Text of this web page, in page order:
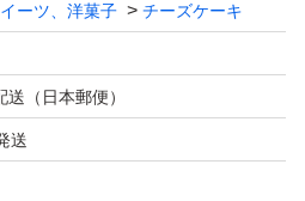
ルバッグの二重包装で設定日
します。丁寧に梱包しています
易包装になります。配送状況に
子の崩れ等が生じる可能性につ
ーツ、洋菓子 チーズケーキ
送（日本郵便）
送